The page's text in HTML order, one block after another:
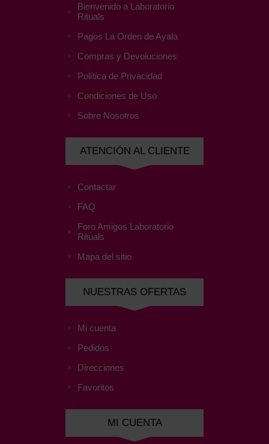
Bienvenido a Laboratorio
Rituals
Pagos La Orden de Ayala
Compras y Devoluciones
Política de Privacidad
Condiciones de Uso
Sobre Nosotros
ATENCIÓN AL CLIENTE
Contactar
FAQ
Foro Amigos Laboratorio
Rituals
Mapa del sitio
NUESTRAS OFERTAS
Mi cuenta
Pedidos
Direcciones
Favoritos
MI CUENTA